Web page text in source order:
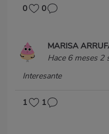
0 0
MARISA
Hace 6 meses 2
Interesante
1 1